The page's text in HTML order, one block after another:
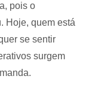
pois o
Hoje, quem está
se sentir
surgem